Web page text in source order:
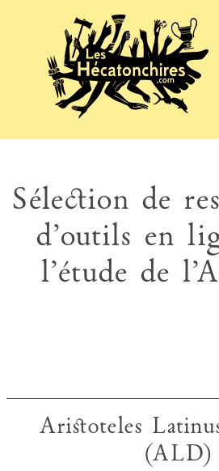
Sélection de
d’outils en
l’étude de
Aristoteles
(ALD)